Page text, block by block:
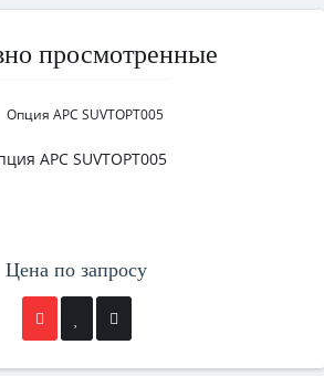
просмотренные
APC SUVTOPT005
Цена по запросу